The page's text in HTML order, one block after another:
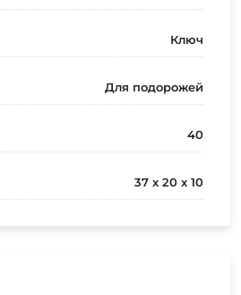
Ключ
Для подорожей
40
37 x 20 x 10